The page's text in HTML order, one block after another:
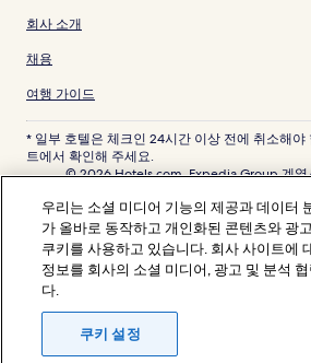
회사 소개
채용
여행 가이드
* 일부 호텔은 체크인 24시간 이상 전에 취소해야
트에서 확인해 주세요.
© 2026 Hotels.com, Expedia Group 계열
LP의 상표 또는 등록 상표입니다. 기타 모든 상표
분쟁 해결: 전화: 82-3480-0145, 이메일:
트래블파트너익스체인지코리아 주식회사. 사
익스피디아트래블코리아 주식회사, 서울특별시
업자등록번호: 724-86-00245.
관광사업자등록번호: 제2016-000008호, 통신판
로-1091, 대표이사: 정경륜
우리는 소셜 미디어 기능의 제공과 데이터
가 올바로 동작하고 개인화된 콘텐츠와 광
쿠키를 사용하고 있습니다. 회사 사이트에
정보를 회사의 소셜 미디어, 광고 및 분석
다.
쿠키 설정